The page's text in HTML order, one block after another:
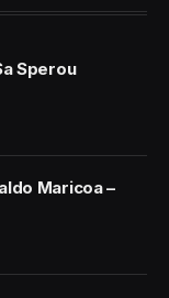
Sperou
Maricoa –